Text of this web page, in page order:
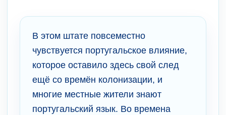
В этом штате повсеместно
чувствуется португальское влияние,
которое оставило здесь свой след
ещё со времён колонизации, и
многие местные жители знают
португальский язык. Во времена